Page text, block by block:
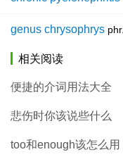
genus chrysophrys
相关阅读
便捷的介词用法大全
悲伤时你该说些什么
too和enough该怎么用